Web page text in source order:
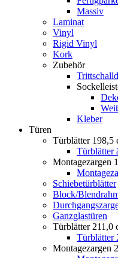
Massiv
Laminat
Vinyl
Rigid Vinyl
Kork
Zubehör
Kleber
Türen
Türblätter 198,5
Türblätter
Montagezargen
Schiebetürblätter
Block/
Ganzglastüren
Türblätter 211,0
Türblätter
Montagezargen